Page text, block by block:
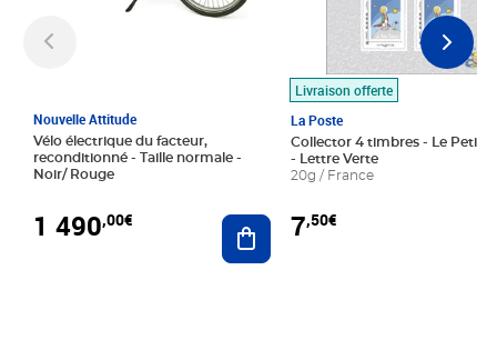
Nouvelle Attitude
Vélo électrique du facteur,
reconditionné - Taille normale -
Noir/ Rouge
1 490,00€ Ajouter au panier
Livraison offerte
La Poste
Collector 4 timbres - Le Petit
- Lettre Verte
20g / France
7,50€